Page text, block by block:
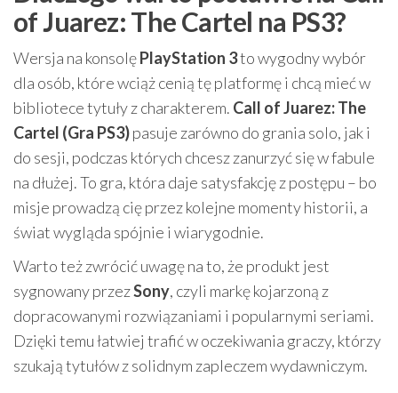
of Juarez: The Cartel na PS3?
Wersja na konsolęPlayStation 3to wygodny wybór
dla osób, które wciąż cenią tę platformę i chcą mieć w
bibliotece tytuły z charakterem. Call of Juarez: The
Cartel (Gra PS3)pasuje zarówno do grania solo, jak i
do sesji, podczas których chcesz zanurzyć się w fabule
na dłużej. To gra, która daje satysfakcję z postępu – bo
misje prowadzą cię przez kolejne momenty historii, a
świat wygląda spójnie i wiarygodnie.
Warto też zwrócić uwagę na to, że produkt jest
sygnowany przezSony, czyli markę kojarzoną z
dopracowanymi rozwiązaniami i popularnymi seriami.
Dzięki temu łatwiej trafić w oczekiwania graczy, którzy
szukają tytułów z solidnym zapleczem wydawniczym.